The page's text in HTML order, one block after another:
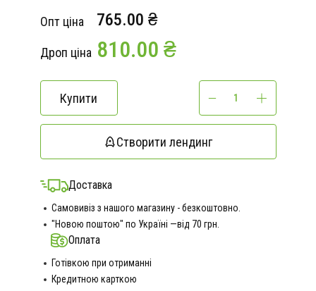
Опт ціна 765.00 ₴
Дроп ціна 810.00 ₴
Купити
Створити лендинг
Доставка
Самовивіз з нашого магазину - безкоштовно.
"Новою поштою" по Україні —від 70 грн.
Оплата
Готівкою при отриманні
Кредитною карткою